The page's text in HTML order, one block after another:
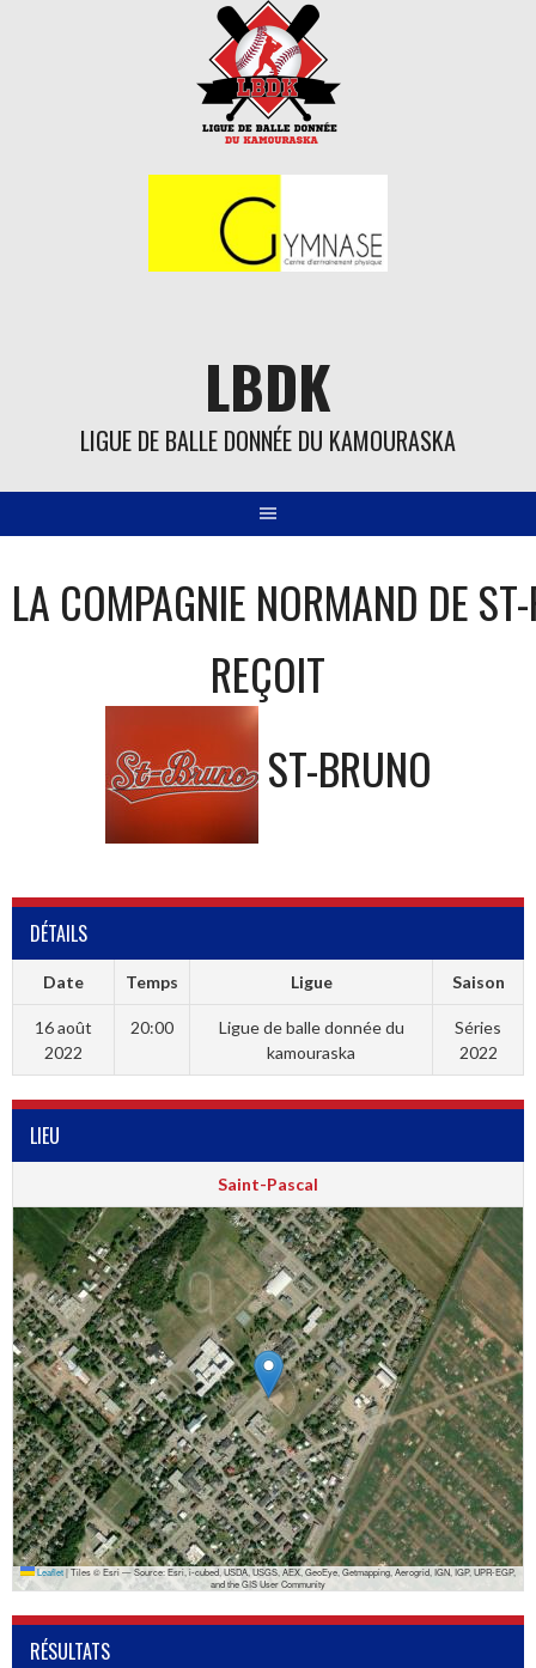
LBDK
LIGUE DE BALLE DONNÉE DU KAMOURASKA
LA COMPAGNIE NORMAND DE
REÇOIT
ST-BRUNO
DÉTAILS
Date Temps Ligue Saison
16 août
2022
20:00
Ligue de balle donnée du
kamouraska
Séries
2022
LIEU
Saint-Pascal
Leaflet|Tiles © Esri — Source: Esri, i-cubed, USDA, USGS, AEX, GeoEye, Getmapping, Aerogrid, IGN, IGP, UPR-EGP,
and the GIS User Community
RÉSULTATS